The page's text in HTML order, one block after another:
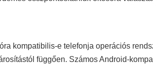
kompatibilis-e telefonja operációs
függően. Számos Android-